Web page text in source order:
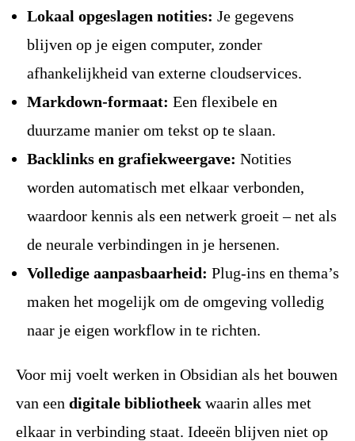
Lokaal opgeslagen notities: Je gegevens
blijven op je eigen computer, zonder
afhankelijkheid van externe cloudservices.
Markdown-formaat: Een flexibele en
duurzame manier om tekst op te slaan.
Backlinks en grafiekweergave: Notities
worden automatisch met elkaar verbonden,
waardoor kennis als een netwerk groeit – net als
de neurale verbindingen in je hersenen.
Volledige aanpasbaarheid: Plug-ins en thema’s
maken het mogelijk om de omgeving volledig
naar je eigen workflow in te richten.
Voor mij voelt werken in Obsidian als het bouwen
van een digitale bibliotheek waarin alles met
elkaar in verbinding staat. Ideeën blijven niet op